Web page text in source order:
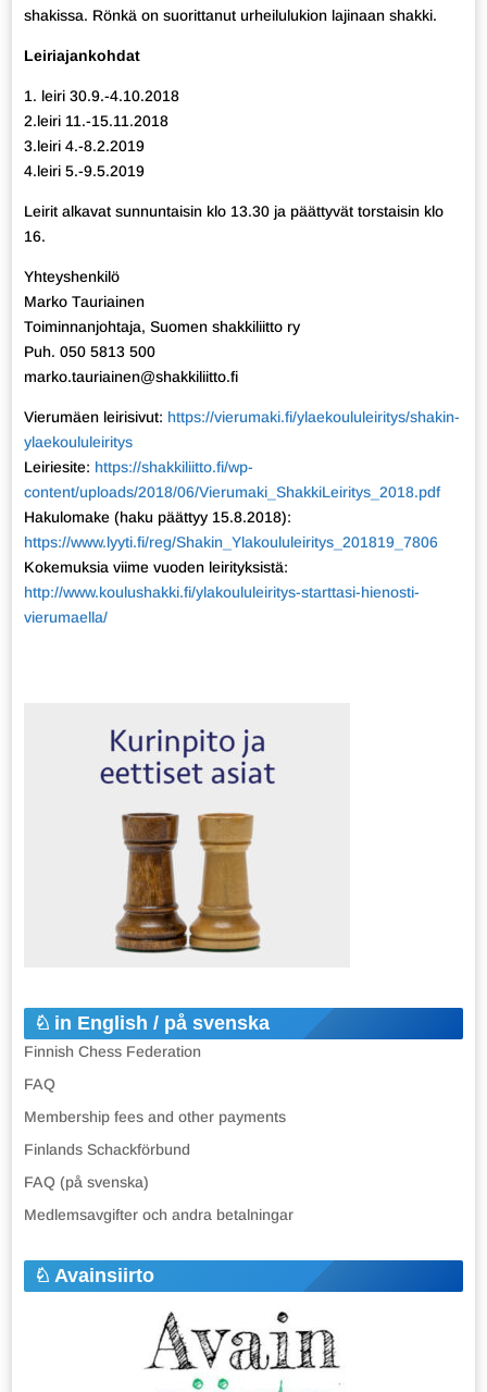
shakissa. Rönkä on suorittanut urheilulukion lajinaan shakki.
Leiriajankohdat
1. leiri 30.9.-4.10.2018
2.leiri 11.-15.11.2018
3.leiri 4.-8.2.2019
4.leiri 5.-9.5.2019
Leirit alkavat sunnuntaisin klo 13.30 ja päättyvät torstaisin klo
16.
Yhteyshenkilö
Marko Tauriainen
Toiminnanjohtaja, Suomen shakkiliitto ry
Puh. 050 5813 500
marko.tauriainen@shakkiliitto.fi
Vierumäen leirisivut: https://vierumaki.fi/ylaekoululeiritys/shakin-
ylaekoululeiritys
Leiriesite: https://shakkiliitto.fi/wp-
content/uploads/2018/06/Vierumaki_ShakkiLeiritys_2018.pdf
Hakulomake (haku päättyy 15.8.2018):
https://www.lyyti.fi/reg/Shakin_Ylakoululeiritys_201819_7806
Kokemuksia viime vuoden leirityksistä:
http://www.koulushakki.fi/ylakoululeiritys-starttasi-hienosti-
vierumaella/
in English / på svenska
Finnish Chess Federation
FAQ
Membership fees and other payments
Finlands Schackförbund
FAQ (på svenska)
Medlemsavgifter och andra betalningar
Avainsiirto